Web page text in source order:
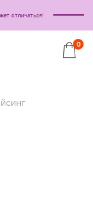
отличаться!
0